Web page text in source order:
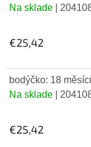
Na sklade
|
€25,42
bodýčko: 18
Na sklade
|
€25,42